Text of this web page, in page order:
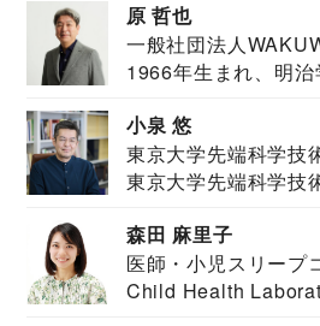
原 哲也
一般社団法人
JAPAN代表・言語
1966年生まれ、明
小泉 悠
東京大学先端科学技
東京大学先端科学技
森田 麻里子
医師・小児スリープ
Child Health